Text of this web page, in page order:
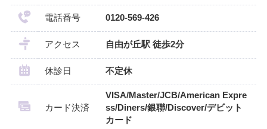
電話番号 0120-569-426
アクセス 自由が丘駅 徒歩2分
休診日 不定休
カード決済
VISA/Master/JCB/American Expre
ss/Diners/銀聯/Discover/デビット
カード